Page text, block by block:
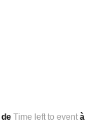
de Time left to event à